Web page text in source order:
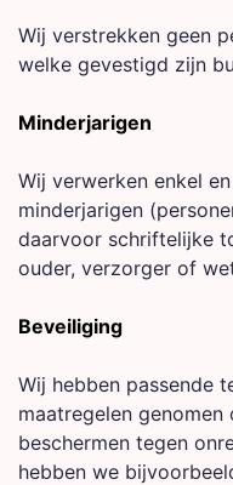
Wij verstrekken geen
welke gevestigd zijn
Minderjarigen
Wij verwerken enkel
minderjarigen
daarvoor schriftelijke
ouder, verzorger of
Beveiliging
Wij hebben passende
maatregelen
beschermen tegen
hebben we